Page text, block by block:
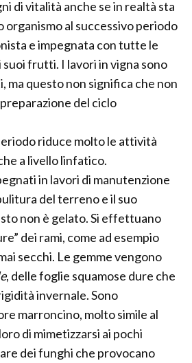
di vitalità anche se in realtà sta
organismo al successivo periodo
e impegnata con tutte le
suoi frutti. I lavori in vigna sono
ma questo non significa che non
del ciclo
riduce molto le attività
a livello linfatico.
in lavori di manutenzione
del terreno e il suo
non è gelato. Si effettuano
dei rami, come ad esempio
secchi. Le gemme vengono
, delle foglie squamose dure che
invernale. Sono
marroncino, molto simile al
di mimetizzarsi ai pochi
dei funghi che provocano